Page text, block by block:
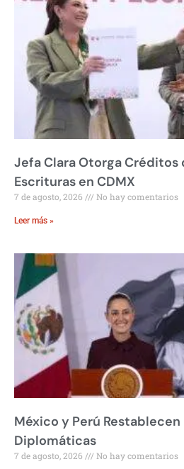
Jefa Clara Otorga Créditos
Escrituras en CDMX
7 de agosto, 2026 No hay comentarios
Leer más »
México y Perú Restablecen
Diplomáticas
7 de agosto, 2026 No hay comentarios